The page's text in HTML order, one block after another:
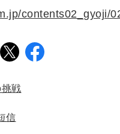
contents02_gyoji/
戦
信